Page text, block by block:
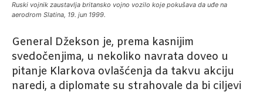
Ruski vojnik zaustavlja britansko vojno vozilo koje pokušava da uđe na
aerodrom Slatina, 19. jun 1999.
General Džekson je, prema kasnijim
svedočenjima, u nekoliko navrata doveo u
pitanje Klarkova ovlašćenja da takvu akciju
naredi, a diplomate su strahovale da bi ciljevi